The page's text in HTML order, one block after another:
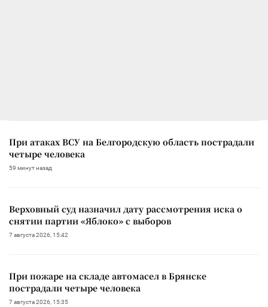
При атаках ВСУ на Белгородскую область пострадали
четыре человека
59 минут назад
Верховный суд назначил дату рассмотрения иска о
снятии партии «Яблоко» с выборов
7 августа 2026, 15:42
При пожаре на складе автомасел в Брянске
пострадали четыре человека
7 августа 2026, 15:35